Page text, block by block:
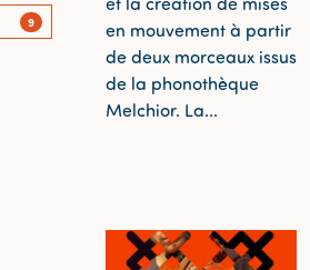
en mouvement à partir
de deux morceaux issus
de la phonothèque
Melchior. La...
9